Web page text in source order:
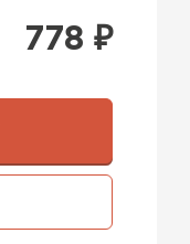
778 ₽